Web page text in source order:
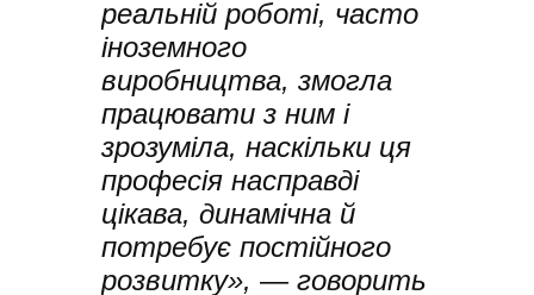
реальній роботі, часто
іноземного
виробництва, змогла
працювати з ним і
зрозуміла, наскільки ця
професія насправді
цікава, динамічна й
потребує постійного
розвитку», — говорить